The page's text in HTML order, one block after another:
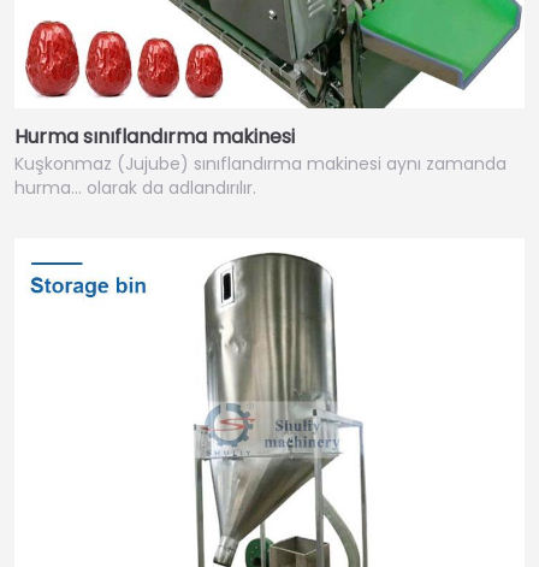
Hurma sınıflandırma makinesi
Kuşkonmaz (Jujube) sınıflandırma makinesi aynı zamanda
hurma… olarak da adlandırılır.